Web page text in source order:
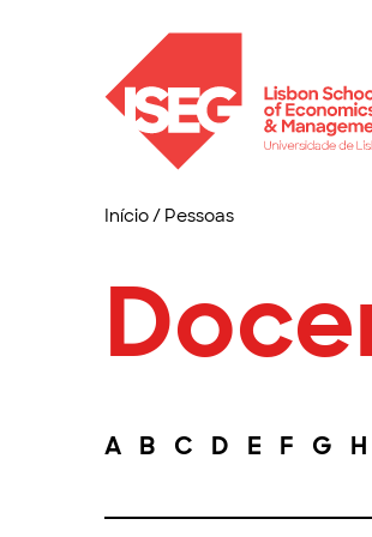
Início/ Pessoas
A B C D E F G H